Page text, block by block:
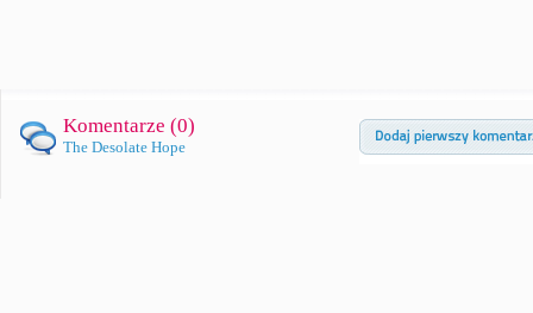
Komentarze (0)
The Desolate Hope